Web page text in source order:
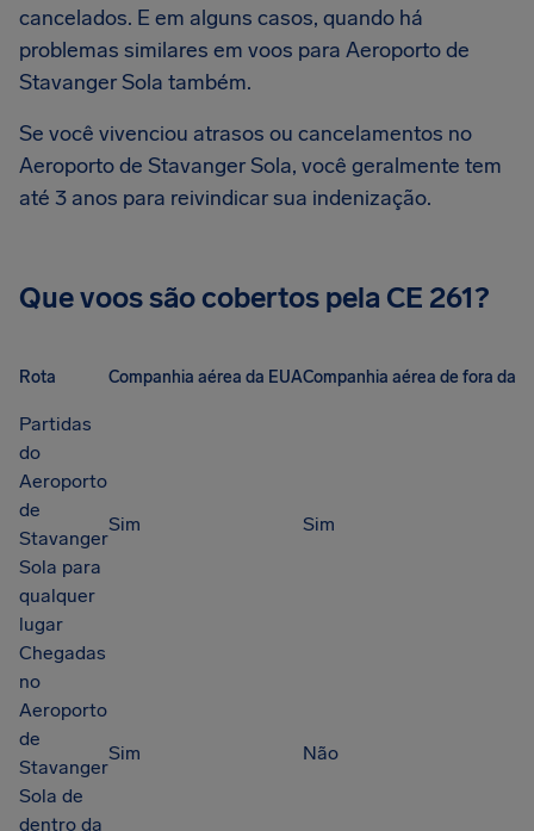
cancelados. E em alguns casos, quando há
problemas similares em voos para Aeroporto de
Stavanger Sola também.
Se você vivenciou atrasos ou cancelamentos no
Aeroporto de Stavanger Sola, você geralmente tem
até 3 anos para reivindicar sua indenização.
Que voos são cobertos pela CE 261?
Rota Companhia aérea da EUACompanhia aérea de fora da
Partidas
do
Aeroporto
de
Stavanger
Sola para
qualquer
lugar
Sim Sim
Chegadas
no
Aeroporto
de
Stavanger
Sola de
dentro da
Sim Não